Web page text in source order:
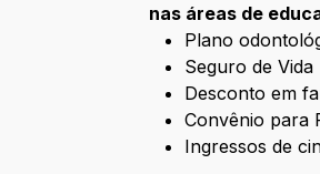
nas áreas de
Plano
Seguro de Vida
Desconto em
Convênio para
Ingressos de